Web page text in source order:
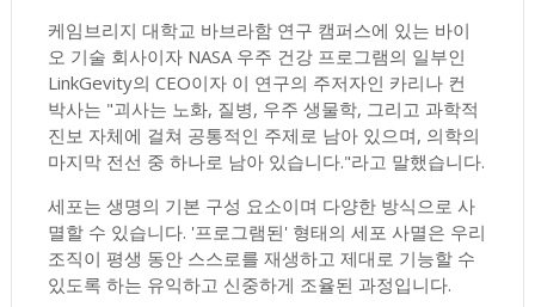
케임브리지 대학교 바브라함 연구 캠퍼스에 있는 바이
오 기술 회사이자 NASA 우주 건강 프로그램의 일부인
LinkGevity의 CEO이자 이 연구의 주저자인 카리나 컨
박사는 "괴사는 노화, 질병, 우주 생물학, 그리고 과학적
진보 자체에 걸쳐 공통적인 주제로 남아 있으며, 의학의
마지막 전선 중 하나로 남아 있습니다."라고 말했습니다.
세포는 생명의 기본 구성 요소이며 다양한 방식으로 사
멸할 수 있습니다. '프로그램된' 형태의 세포 사멸은 우리
조직이 평생 동안 스스로를 재생하고 제대로 기능할 수
있도록 하는 유익하고 신중하게 조율된 과정입니다.